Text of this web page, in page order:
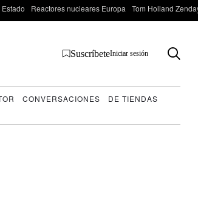
Reactores nucleares Europa Tom Holland
SuscríbeteIniciar sesión
CONVERSACIONES
DE TIENDAS